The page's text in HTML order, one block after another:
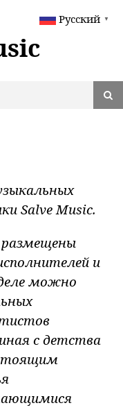
Salve Music.
размещены
и
можно
с детства
Русский ▼